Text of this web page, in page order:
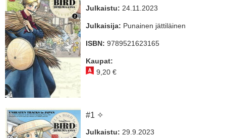
Julkaistu: 24.11.2023
Julkaisija: Punainen jättiläinen
ISBN: 9789521623165
Kaupat:
9,20 €
#1 ✧
Julkaistu: 29.9.2023